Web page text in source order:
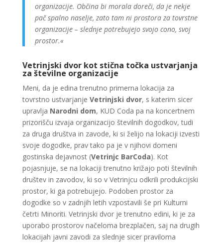
organizacije. Občina bi morala doreči, da je nekje
pač spalno naselje, zato tam ni prostora za tovrstne
organizacije – slednje potrebujejo svojo cono, svoj
prostor.«
Vetrinjski dvor kot stična točka ustvarjanja
za številne organizacije
Meni, da je edina trenutno primerna lokacija za
tovrstno ustvarjanje Vetrinjski dvor, s katerim sicer
upravlja Narodni dom, KUD Coda pa na koncertnem
prizorišču izvaja organizacijo številnih dogodkov, tudi
za druga društva in zavode, ki si želijo na lokaciji izvesti
svoje dogodke, prav tako pa je v njihovi domeni
gostinska dejavnost (Vetrinjc BarCoda). Kot
pojasnjuje, se na lokaciji trenutno križajo poti številnih
društev in zavodov, ki so v Vetrinjcu odkrili produkcijski
prostor, ki ga potrebujejo. Podoben prostor za
dogodke so v zadnjih letih vzpostavili še pri Kulturni
četrti Minoriti. Vetrinjski dvor je trenutno edini, ki je za
uporabo prostorov načeloma brezplačen, saj na drugih
lokacijah javni zavodi za slednje sicer praviloma